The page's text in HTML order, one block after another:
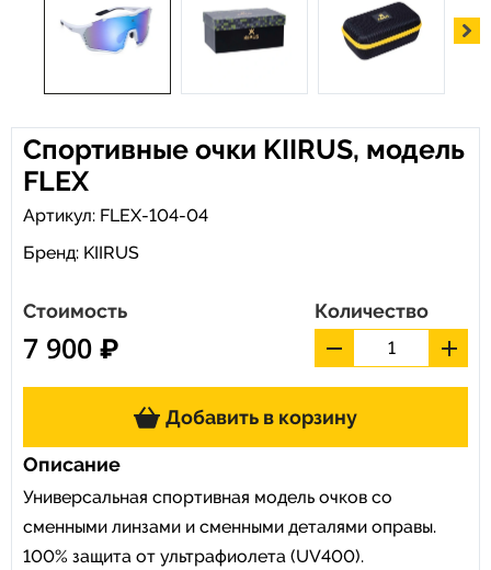
Спортивные очки KIIRUS, модель
FLEX
Артикул: FLEX-104-04
Бренд: KIIRUS
Стоимость
7 900 ₽
Количество
Добавить в корзину
Описание
Универсальная спортивная модель очков со
сменными линзами и сменными деталями оправы.
100% защита от ультрафиолета (UV400).